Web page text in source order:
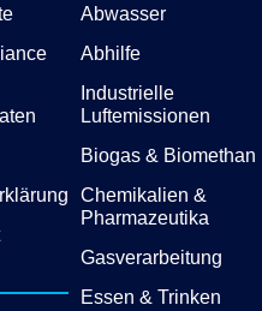
Abwasser
Abhilfe
Industrielle
Luftemissionen
Biogas & Biomethan
Chemikalien &
Pharmazeutika
Gasverarbeitung
Essen & Trinken